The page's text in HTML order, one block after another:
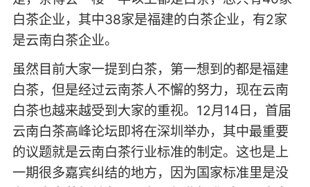
白茶企业，其中38家是福建的白茶企业，有2家
是云南白茶企业。
虽然目前大家一提到白茶，第一想到的都是福建
白茶，但是经过云南茶人不懈的努力，现在云南
白茶也越来越受到大家的重视。12月14日，首届
云南白茶高峰论坛即将在深圳举办，其中最重要
的议题就是云南白茶行业标准的制定。这也是上
一期很多嘉宾纠结的地方，因为国家标准里是没